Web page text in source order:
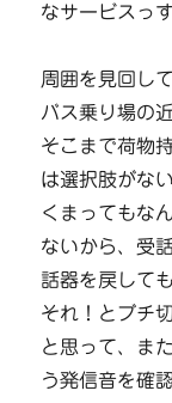
なサービスっ
周囲を見回し
バス乗り場の
そこまで荷物
は選択肢がな
くまってもな
ないから、受
話器を戻して
それ！とブチ
と思って、ま
う発信音を確